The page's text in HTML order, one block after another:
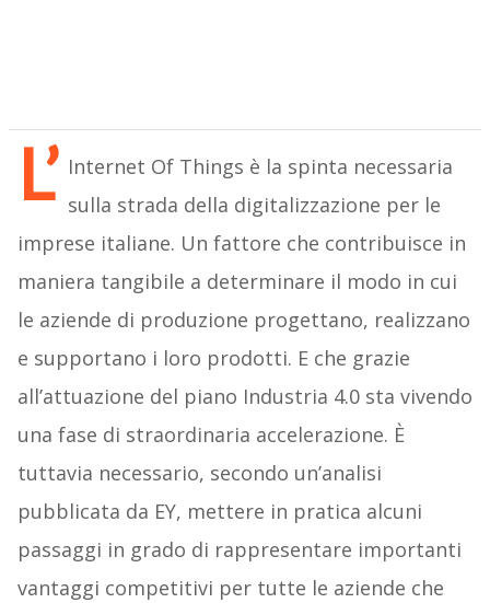
L’ Internet Of Things è la spinta necessaria
sulla strada della digitalizzazione per le
imprese italiane. Un fattore che contribuisce in
maniera tangibile a determinare il modo in cui
le aziende di produzione progettano, realizzano
e supportano i loro prodotti. E che grazie
all’attuazione del piano Industria 4.0 sta vivendo
una fase di straordinaria accelerazione. È
tuttavia necessario, secondo un’analisi
pubblicata da EY, mettere in pratica alcuni
passaggi in grado di rappresentare importanti
vantaggi competitivi per tutte le aziende che